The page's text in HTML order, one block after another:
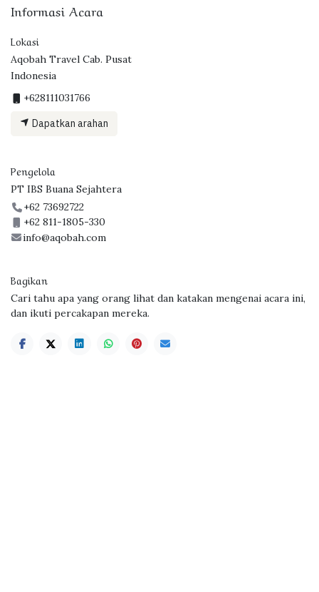
Informasi Acara
Lokasi
Aqobah Travel Cab. Pusat
Indonesia
+628111031766
Dapatkan arahan
Pengelola
PT IBS Buana Sejahtera
+62 73692722
+62 811-1805-330
info@aqobah.com
Bagikan
Cari tahu apa yang orang lihat dan katakan mengenai acara ini,
dan ikuti percakapan mereka.